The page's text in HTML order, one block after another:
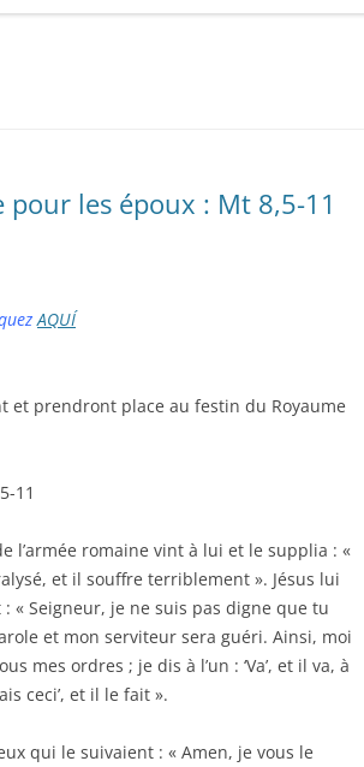
les époux : Mt 8,5-11
AQUÍ
et prendront place au festin du Royaume
11
l’armée romaine vint à lui et le supplia : «
et il souffre terriblement ». Jésus lui
« Seigneur, je ne suis pas digne que tu
et mon serviteur sera guéri. Ainsi, moi
mes ordres ; je dis à l’un : ‘Va’, et il va, à
ceci’, et il le fait ».
qui le suivaient : « Amen, je vous le